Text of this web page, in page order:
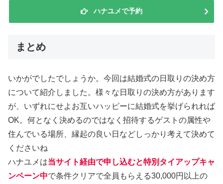
ハナユメで予約
まとめ
いかがでしたでしょうか。今回は結婚式の日取りの決め方
について紹介しました。様々な日取りの決め方があります
が、いずれにせよお互いハッピーに結婚式を挙げられれば
OK。何となく決めるのではなく招待するゲストの属性や
住んでいる場所、縁起の良い日などしっかり考えて決めて
くださいね
ハナユメは当サイト経由で申し込むと特別タイアップキャ
ンペーン中で条件クリアで全員もらえる30,000円以上の